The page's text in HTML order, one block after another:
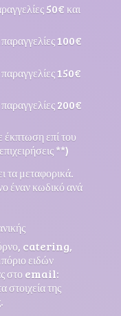
50€ και
100€
150€
200€
έκπτωση επί του
**)
τα μεταφορικά.
έναν κωδικό ανά
catering,
ειδών
στο email:
στοιχεία της